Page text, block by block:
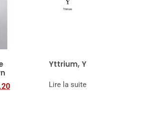
Yttrium, Y
Lire la suite